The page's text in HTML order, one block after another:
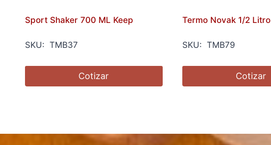
Sport Shaker 700 ML Keep
SKU: TMB37
Cotizar
Termo Novak 1/2 Litro
SKU: TMB79
Cotizar